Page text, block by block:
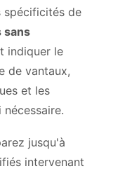
spécificités de
sans
indiquer le
de vantaux,
et les
nécessaire.
jusqu'à
intervenant